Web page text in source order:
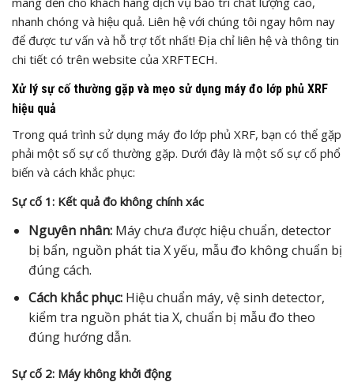
nhanh chóng và hiệu quả. Liên hệ với chúng tôi ngay hôm nay
để được tư vấn và hỗ trợ tốt nhất! Địa chỉ liên hệ và thông tin
chi tiết có trên website của XRFTECH.
Xử lý sự cố thường gặp và mẹo sử dụng máy đo lớp phủ XRF
hiệu quả
Trong quá trình sử dụng máy đo lớp phủ XRF, bạn có thể gặp
phải một số sự cố thường gặp. Dưới đây là một số sự cố phổ
biến và cách khắc phục:
Sự cố 1: Kết quả đo không chính xác
Nguyên nhân:Máy chưa được hiệu chuẩn, detector
bị bẩn, nguồn phát tia X yếu, mẫu đo không chuẩn bị
đúng cách.
Cách khắc phục:Hiệu chuẩn máy, vệ sinh detector,
kiểm tra nguồn phát tia X, chuẩn bị mẫu đo theo
đúng hướng dẫn.
Sự cố 2: Máy không khởi động